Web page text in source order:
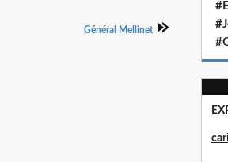
Général Mellinet